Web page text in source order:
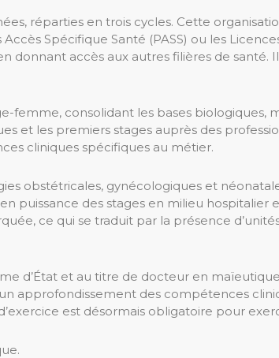
réparties en trois cycles. Cette
Spécifique Santé (PASS) ou les
accès aux autres filières de santé. Il
consolidant les bases biologiques,
et les premiers stages auprès des
cliniques spécifiques au métier.
obstétricales, gynécologiques et
puissance des stages en milieu hospitalier
ce qui se traduit par la présence
d’État et au titre de docteur en
approfondissement des compétences
est désormais obligatoire pour